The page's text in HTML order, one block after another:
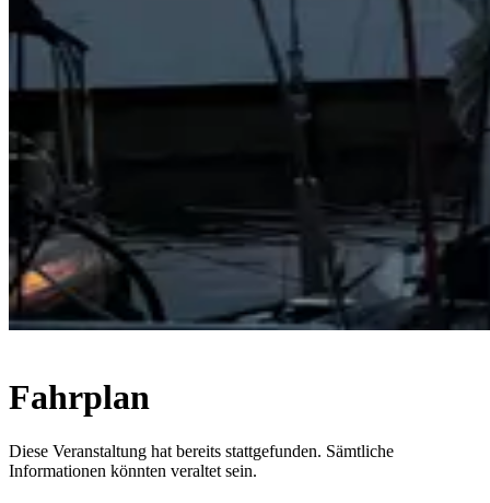
Fahrplan
Diese Veranstaltung hat bereits stattgefunden. Sämtliche
Informationen könnten veraltet sein.